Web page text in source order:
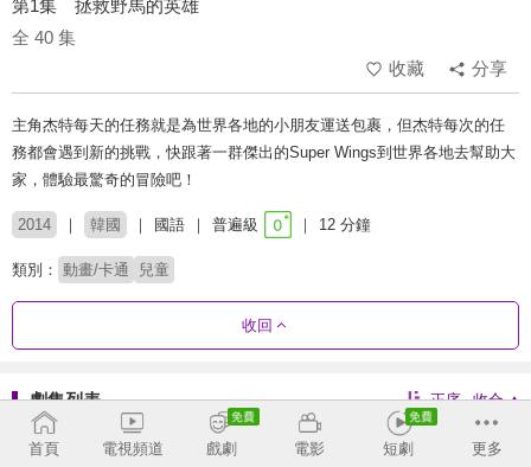
第1集 拯救野馬的英雄
全 40 集
收藏
分享
主角杰特每天的任務就是為世界各地的小朋友運送包裹，但杰特每次的任
務都會遇到新的挑戰，快跟著一群傑出的Super Wings到世界各地去幫助大
家，體驗最驚奇的冒險吧！
2014 韓國 國語 普遍級 12 分鐘
類別： 動畫/卡通 兒童
收回
劇集列表 正序 收合
第1季 第2季 第3季 第4季
首頁 電視頻道 戲劇 電影 短劇 更多